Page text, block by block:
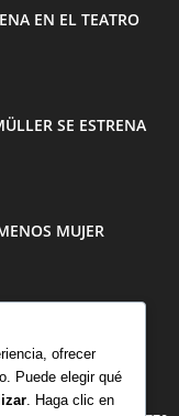
EN EL TEATRO
SE ESTRENA
MUJER
ofrecer
Puede elegir qué
. Haga clic en